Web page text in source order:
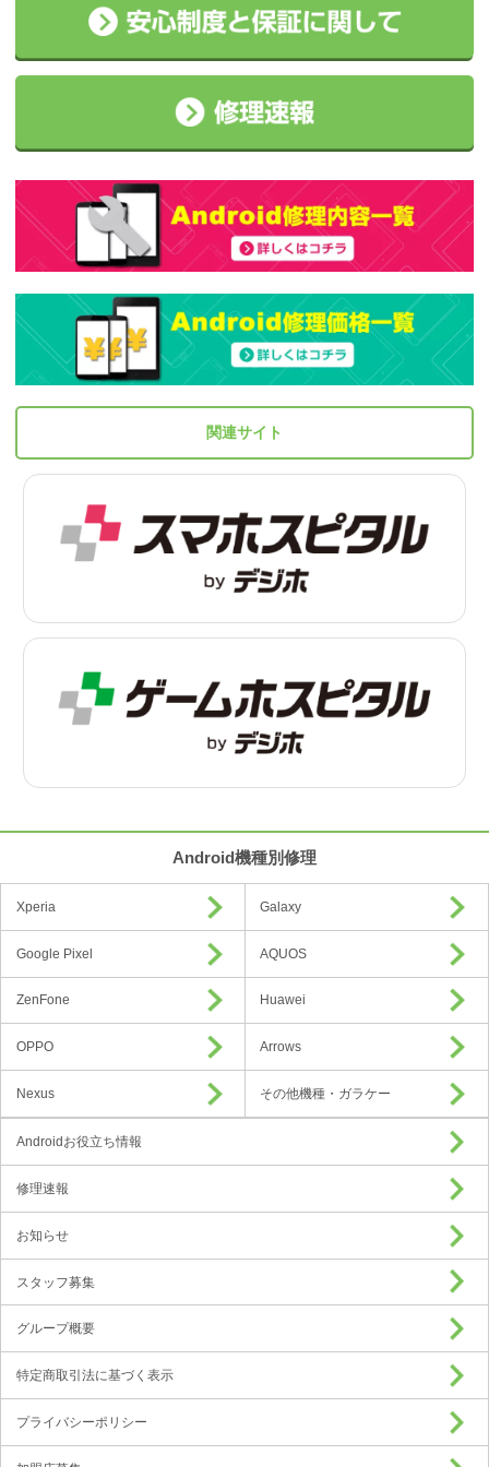
関連サイト
Android機種別修理
Xperia Galaxy
Google Pixel AQUOS
ZenFone Huawei
OPPO Arrows
Nexus その他機種・ガラケー
Androidお役立ち情報
修理速報
お知らせ
スタッフ募集
グループ概要
特定商取引法に基づく表示
プライバシーポリシー